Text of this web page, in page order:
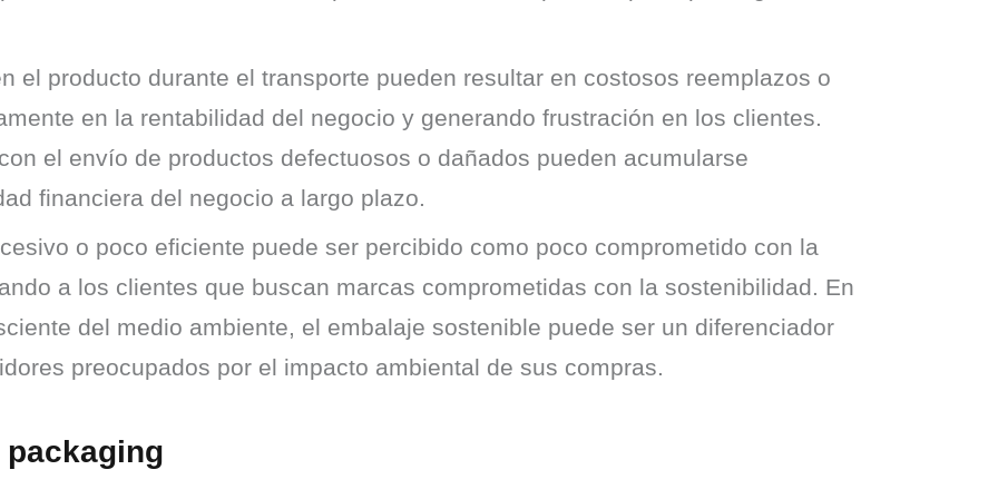
el producto durante el transporte pueden resultar en costosos reemplazos o
en la rentabilidad del negocio y generando frustración en los clientes.
el envío de productos defectuosos o dañados pueden acumularse
financiera del negocio a largo plazo.
o poco eficiente puede ser percibido como poco comprometido con la
a los clientes que buscan marcas comprometidas con la sostenibilidad. En
del medio ambiente, el embalaje sostenible puede ser un diferenciador
preocupados por el impacto ambiental de sus compras.